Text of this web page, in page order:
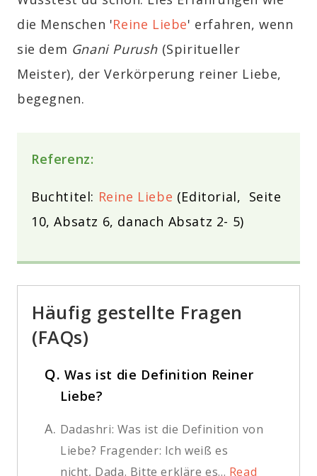
die Menschen 'Reine Liebe' erfahren, wenn
sie dem Gnani Purush (Spiritueller
Meister), der Verkörperung reiner Liebe,
begegnen.
Referenz:
Buchtitel: Reine Liebe (Editorial, Seite
10, Absatz 6, danach Absatz 2- 5)
Häufig gestellte Fragen
(FAQs)
Q. Was ist die Definition Reiner
Liebe?
A. Dadashri: Was ist die Definition von
Liebe? Fragender: Ich weiß es
nicht, Dada. Bitte erkläre es... Read